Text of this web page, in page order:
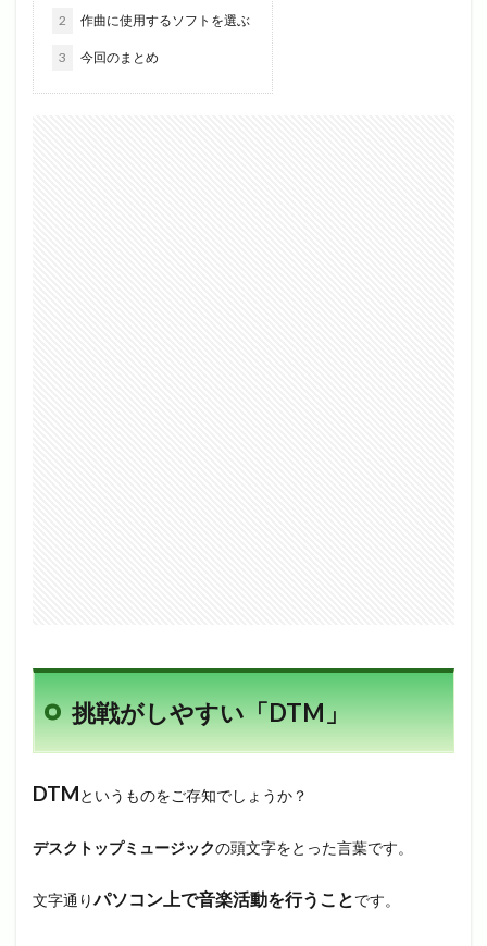
2 作曲に使用するソフトを選ぶ
3 今回のまとめ
挑戦がしやすい「DTM」
DTMというものをご存知でしょうか？
デスクトップミュージックの頭文字をとった言葉です。
文字通りパソコン上で音楽活動を行うことです。